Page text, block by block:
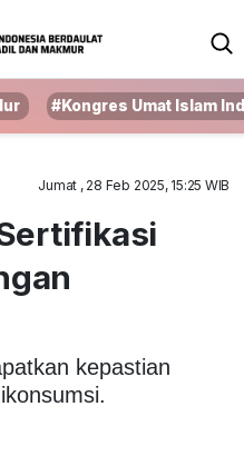
#Kongres Umat Islam
Jumat , 28 Feb 2025, 15:25 WIB
kepastian